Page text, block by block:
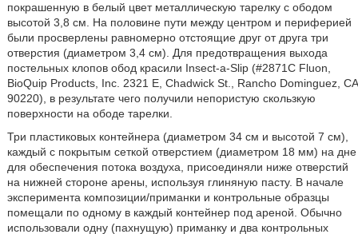
покрашенную в белый цвет металлическую тарелку с ободом
высотой 3,8 см. На половине пути между центром и периферией
были просверлены равномерно отстоящие друг от друга три
отверстия (диаметром 3,4 см). Для предотвращения выхода
постельных клопов обод красили Insect-a-Slip (#2871С Fluon,
BioQuip Products, Inc. 2321 Ε, Chadwick St., Rancho Dominguez, CA
90220), в результате чего получили непористую скользкую
поверхности на ободе тарелки.
Три пластиковых контейнера (диаметром 34 см и высотой 7 см),
каждый с покрытым сеткой отверстием (диаметром 18 мм) на дне
для обеспечения потока воздуха, присоединяли ниже отверстий
на нижней стороне арены, используя глиняную пасту. В начале
эксперимента композиции/приманки и контрольные образцы
помещали по одному в каждый контейнер под ареной. Обычно
использовали одну (пахнущую) приманку и два контрольных